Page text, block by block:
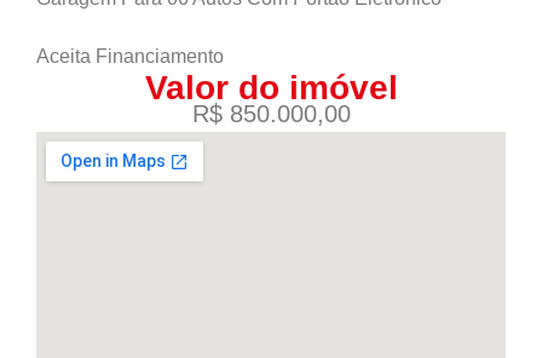
Aceita Financiamento
Valor do imóvel
R$ 850.000,00